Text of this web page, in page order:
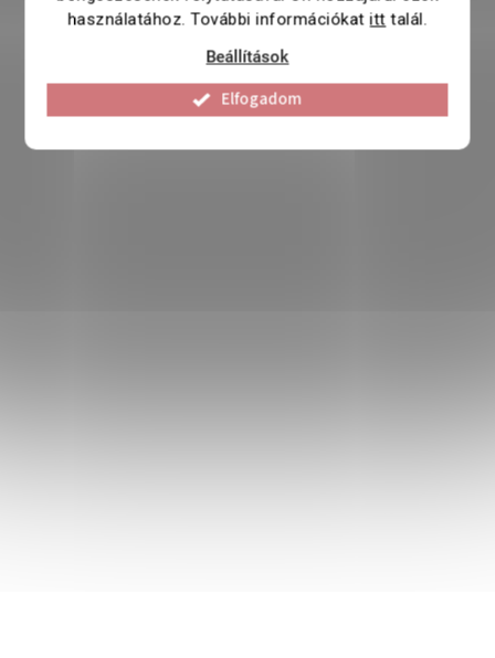
használatához. További információkatitt talál.
Beállítások
Elfogadom